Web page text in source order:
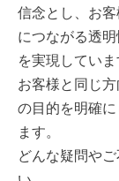
信念とし、お
につながる透
を実現していま
お客様と同じ
の目的を明確
ます。
どんな疑問や